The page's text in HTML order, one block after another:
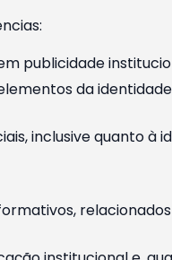
publicidade
da
inclusive quanto à